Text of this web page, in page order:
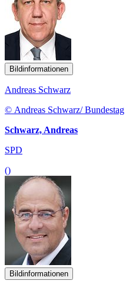
Bildinformationen
Andreas Schwarz
© Andreas Schwarz/ Bundestag
Schwarz, Andreas
SPD
()
Bildinformationen